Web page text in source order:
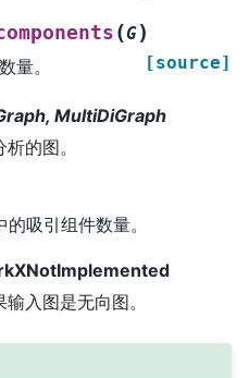
(G)
[source]
量。
MultiDiGraph
的图。
的吸引组件数量。
输入图是无向图。